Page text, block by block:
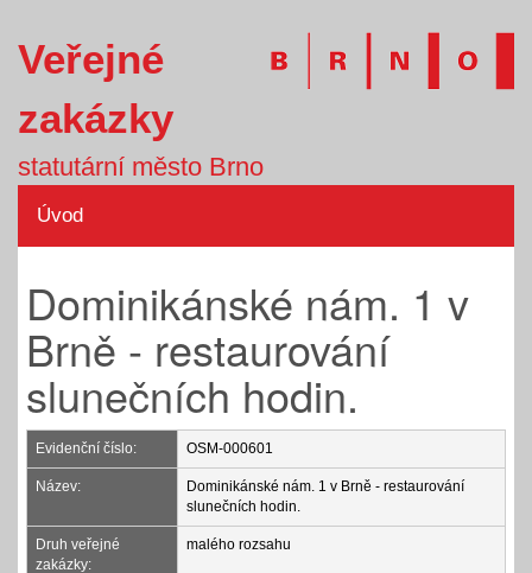
Veřejné
zakázky
statutární město Brno
Úvod
Dominikánské nám. 1 v
Brně - restaurování
slunečních hodin.
Evidenční číslo: OSM-000601
Název:
Dominikánské nám. 1 v Brně - restaurování
slunečních hodin.
Druh veřejné
zakázky:
malého rozsahu